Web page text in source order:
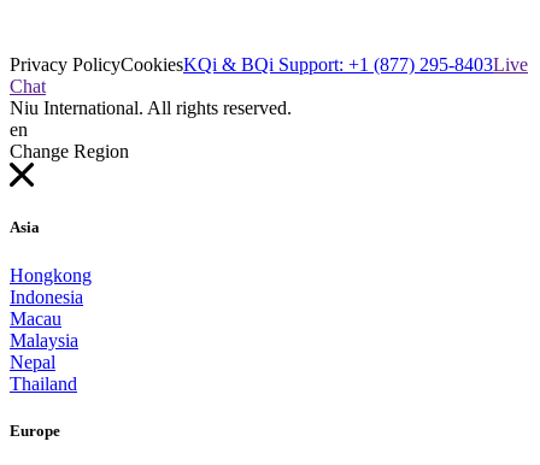
Privacy PolicyCookiesKQi & BQi Support: +1 (877) 295-8403Live
Chat
Niu International. All rights reserved.
en
Change Region
Asia
Hongkong
Indonesia
Macau
Malaysia
Nepal
Thailand
Europe